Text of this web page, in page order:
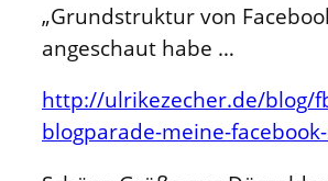
„Grundstruktur von
angeschaut habe …
http://ulrikezecher.de/blog/
blogparade-meine-